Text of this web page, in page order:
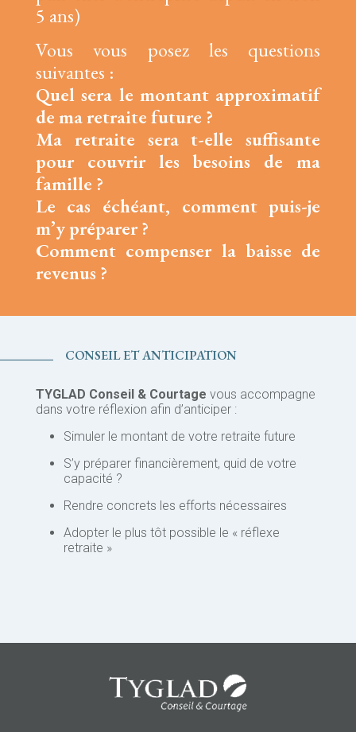
5 ans)
Vous vous posez les questions
suivantes :
Quel sera le montant approximatif
de ma retraite future ?
Ma retraite sera t-elle suffisante
pour couvrir les besoins de ma
famille ?
Le cas échéant, comment puis-je
m’y préparer ?
Comment compenser la baisse de
revenus ?
CONSEIL ET ANTICIPATION
TYGLAD Conseil & Courtage vous accompagne
dans votre réflexion afin d’anticiper :
Simuler le montant de votre retraite future
S’y préparer financièrement, quid de votre
capacité ?
Rendre concrets les efforts nécessaires
Adopter le plus tôt possible le « réflexe
retraite »